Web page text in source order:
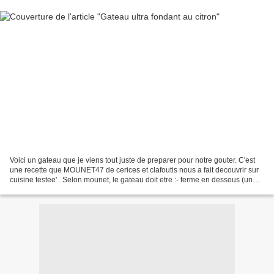
Voici un gateau que je viens tout juste de preparer pour notre gouter. C'est
une recette que MOUNET47 de cerices et clafoutis nous a fait decouvrir sur
cuisine testee' . Selon mounet, le gateau doit etre :- ferme en dessous (un